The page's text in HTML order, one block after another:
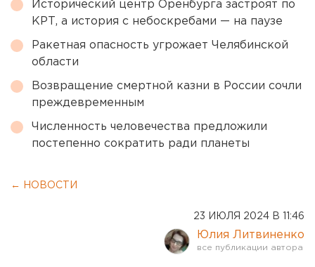
Исторический центр Оренбурга застроят по
КРТ, а история с небоскребами — на паузе
Ракетная опасность угрожает Челябинской
области
Возвращение смертной казни в России сочли
преждевременным
Численность человечества предложили
постепенно сократить ради планеты
← НОВОСТИ
23 ИЮЛЯ 2024 В 11:46
Юлия Литвиненко